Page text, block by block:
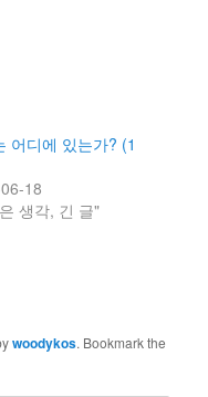
어디에 있는가? (1
18
생각, 긴 글"
woodykos. Bookmark the